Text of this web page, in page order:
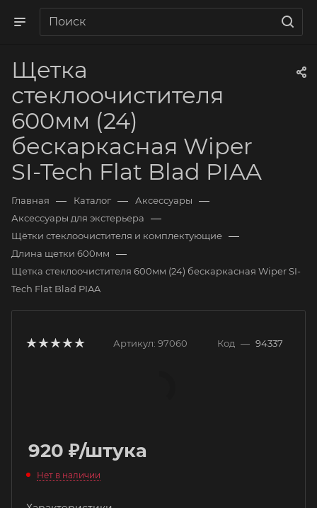
Щетка
стеклоочистителя
600мм (24)
бескаркасная Wiper
SI-Tech Flat Blad PIAA
Главная — Каталог — Аксессуары —
Аксессуары для экстерьера —
Щётки стеклоочистителя и комплектующие —
Длина щетки 600мм —
Щетка стеклоочистителя 600мм (24) бескаркасная Wiper SI-
Tech Flat Blad PIAA
Артикул: 97060 Код — 94337
920 ₽/штука
Нет в наличии